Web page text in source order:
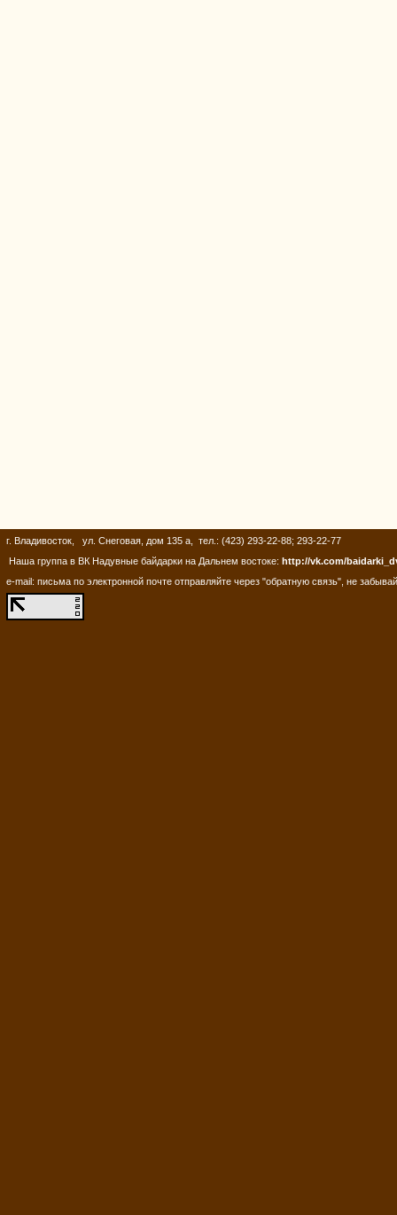
г. Владивосток, ул. Снеговая, дом 135 а, тел.: (423) 293-22-88; 293-22-77
Наша группа в ВК Надувные байдарки на Дальнем востоке: http://vk.com/
e-mail: письма по электронной почте отправляйте через "обратную связь", не